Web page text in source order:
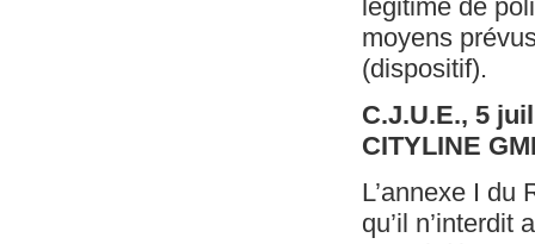
légitime de
moyens
(dispositif).
C.J.U.E., 5
CITYLINE
L’annexe I du
qu’il n’interdit